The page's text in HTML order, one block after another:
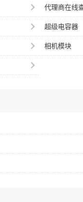
代理商在线
超级电容器
相机模块